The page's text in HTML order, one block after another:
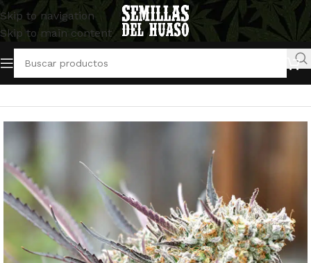
Skip to navigation
Skip to main content
Inicio/Semillas Feminizadas/Humboldt Seeds